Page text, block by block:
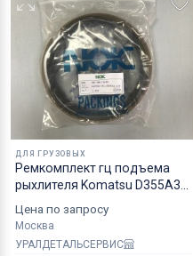
ДЛЯ ГРУЗОВЫХ
Рeмкoмплeкт гц подъема
рыхлителя Komatsu D355A3
Цена по запросу
Москва
УРАЛДЕТАЛЬСЕРВИС